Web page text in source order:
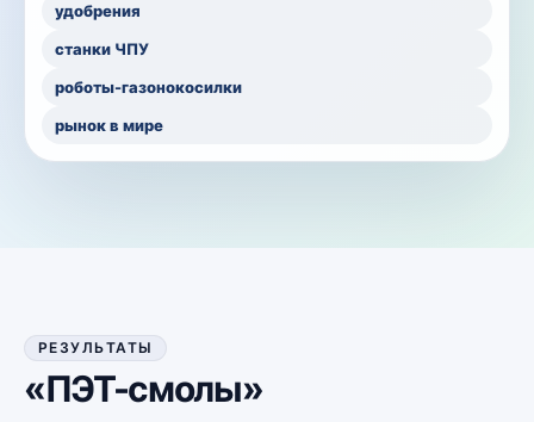
удобрения
станки ЧПУ
роботы-газонокосилки
рынок в мире
РЕЗУЛЬТАТЫ
«ПЭТ-смолы»